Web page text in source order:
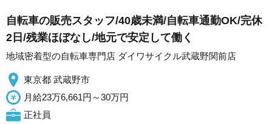
自転車の販売スタッフ/40歳未満/自転車通勤OK/完休
2日/残業ほぼなし/地元で安定して働く
地域密着型の自転車専門店 ダイワサイクル武蔵野関前店
東京都 武蔵野市
月給23万6,661円～30万円
正社員